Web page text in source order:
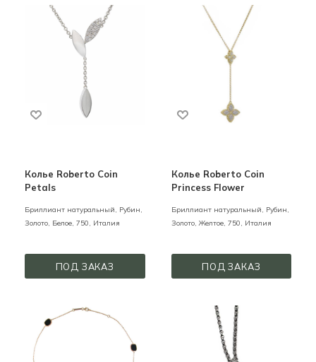
Колье Roberto Coin
Petals
Бриллиант натуральный, Рубин,
Золото, Белое, 750, Италия
ПОД ЗАКАЗ
Колье Roberto Coin
Princess Flower
Бриллиант натуральный, Рубин,
Золото,Желтое, 750, Италия
ПОД ЗАКАЗ